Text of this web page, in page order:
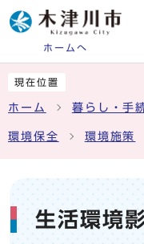
ホームへ
現在位置
ホーム 暮らし・手
環境保全 環境施策
生活環境